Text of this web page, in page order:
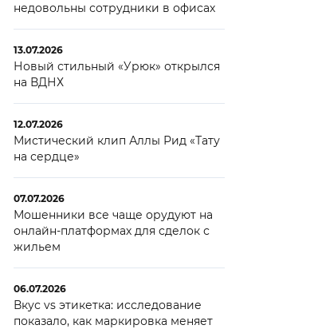
недовольны сотрудники в офисах
13.07.2026
Новый стильный «Урюк» открылся
на ВДНХ
12.07.2026
Мистический клип Аллы Рид «Тату
на сердце»
07.07.2026
Мошенники все чаще орудуют на
онлайн-платформах для сделок с
жильем
06.07.2026
Вкус vs этикетка: исследование
показало, как маркировка меняет